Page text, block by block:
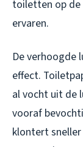
toiletten op de
ervaren.
De verhoogde
effect.
al vocht uit de
vooraf
klontert